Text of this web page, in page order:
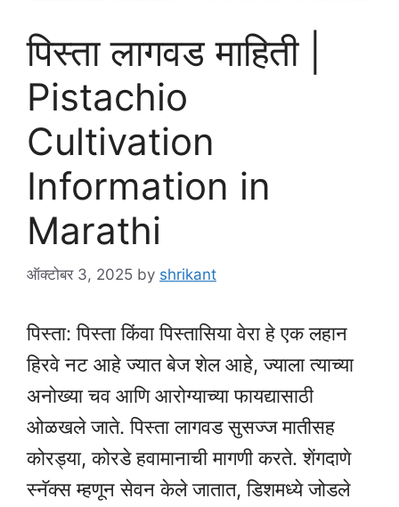
पिस्ता लागवड माहिती |
Pistachio
Cultivation
Information in
Marathi
ऑक्टोबर 3, 2025 by shrikant
पिस्ता: पिस्ता किंवा पिस्तासिया वेरा हे एक लहान
हिरवे नट आहे ज्यात बेज शेल आहे, ज्याला त्याच्या
अनोख्या चव आणि आरोग्याच्या फायद्यासाठी
ओळखले जाते. पिस्ता लागवड सुसज्ज मातीसह
कोरड्या, कोरडे हवामानाची मागणी करते. शेंगदाणे
स्नॅक्स म्हणून सेवन केले जातात, डिशमध्ये जोडले